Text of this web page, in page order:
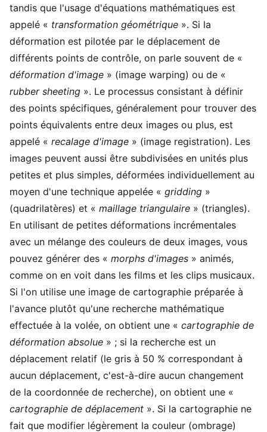
tandis que l'usage d'équations mathématiques est
appelé « transformation géométrique ». Si la
déformation est pilotée par le déplacement de
différents points de contrôle, on parle souvent de «
déformation d'image » (image warping) ou de «
rubber sheeting ». Le processus consistant à définir
des points spécifiques, généralement pour trouver des
points équivalents entre deux images ou plus, est
appelé « recalage d'image » (image registration). Les
images peuvent aussi être subdivisées en unités plus
petites et plus simples, déformées individuellement au
moyen d'une technique appelée « gridding »
(quadrilatères) et « maillage triangulaire » (triangles).
En utilisant de petites déformations incrémentales
avec un mélange des couleurs de deux images, vous
pouvez générer des « morphs d'images » animés,
comme on en voit dans les films et les clips musicaux.
Si l'on utilise une image de cartographie préparée à
l'avance plutôt qu'une recherche mathématique
effectuée à la volée, on obtient une « cartographie de
déformation absolue » ; si la recherche est un
déplacement relatif (le gris à 50 % correspondant à
aucun déplacement, c'est-à-dire aucun changement
de la coordonnée de recherche), on obtient une «
cartographie de déplacement ». Si la cartographie ne
fait que modifier légèrement la couleur (ombrage)